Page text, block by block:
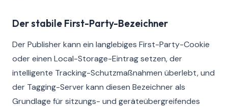
Der stabile First-Party-Bezeichner
Der Publisher kann ein langlebiges First-Party-Cookie
oder einen Local-Storage-Eintrag setzen, der
intelligente Tracking-Schutzmaßnahmen überlebt, und
der Tagging-Server kann diesen Bezeichner als
Grundlage für sitzungs- und geräteübergreifendes